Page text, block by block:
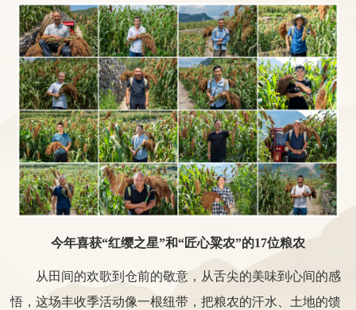
今年喜获“红缨之星”和“匠心粱农”的17位粮农
从田间的欢歌到仓前的敬意，从舌尖的美味到心间的感
悟，这场丰收季活动像一根纽带，把粮农的汗水、土地的馈